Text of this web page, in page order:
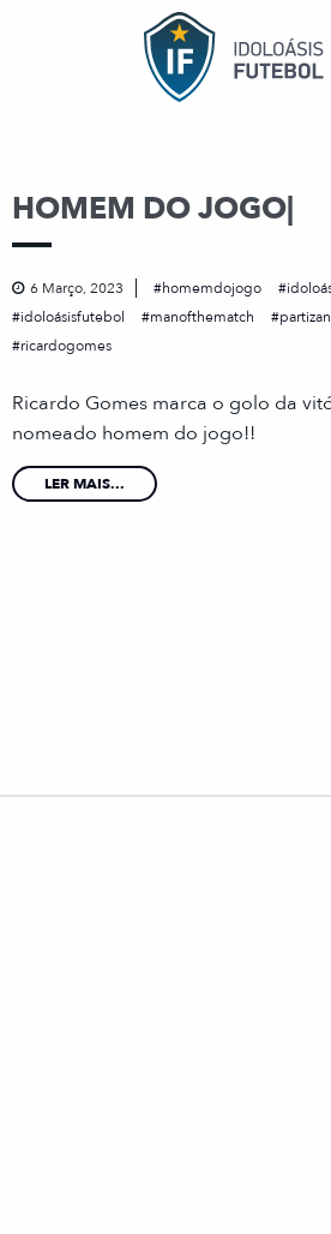
HOMEM DO JOGO|
6 Março, 2023 homemdojogo
idoloásisfutebol
manofthematch
partizan
ricardogomes
Ricardo Gomes marca o golo da
nomeado homem do jogo!!
LER MAIS...